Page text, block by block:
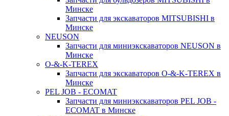
Минске
Запчасти для экскаваторов MITSUBISHI в
Минске
NEUSON
Запчасти для миниэкскаваторов NEUSON в
Минске
O-&-K-TEREX
Запчасти для экскаваторов O-&-K-TEREX в
Минске
PEL JOB - ECOMAT
Запчасти для миниэкскаваторов PEL JOB -
ECOMAT в Минске